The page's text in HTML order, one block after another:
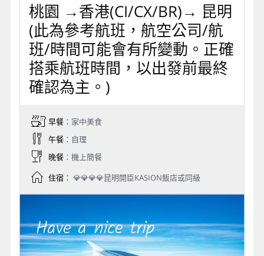
桃園 →香港(CI/CX/BR)→ 昆明
(此為參考航班，航空公司/航
班/時間可能會有所變動。正確
搭乘航班時間，以出發前最終
確認為主。)
早餐：家中美食
午餐：自理
晚餐：機上簡餐
住宿： 💎💎💎💎昆明開臣KASION飯店或同級